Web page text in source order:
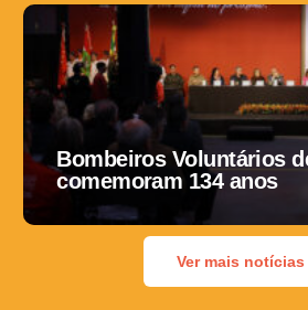
Bombeiros Voluntários
comemoram 134 anos
Ver mais notícias